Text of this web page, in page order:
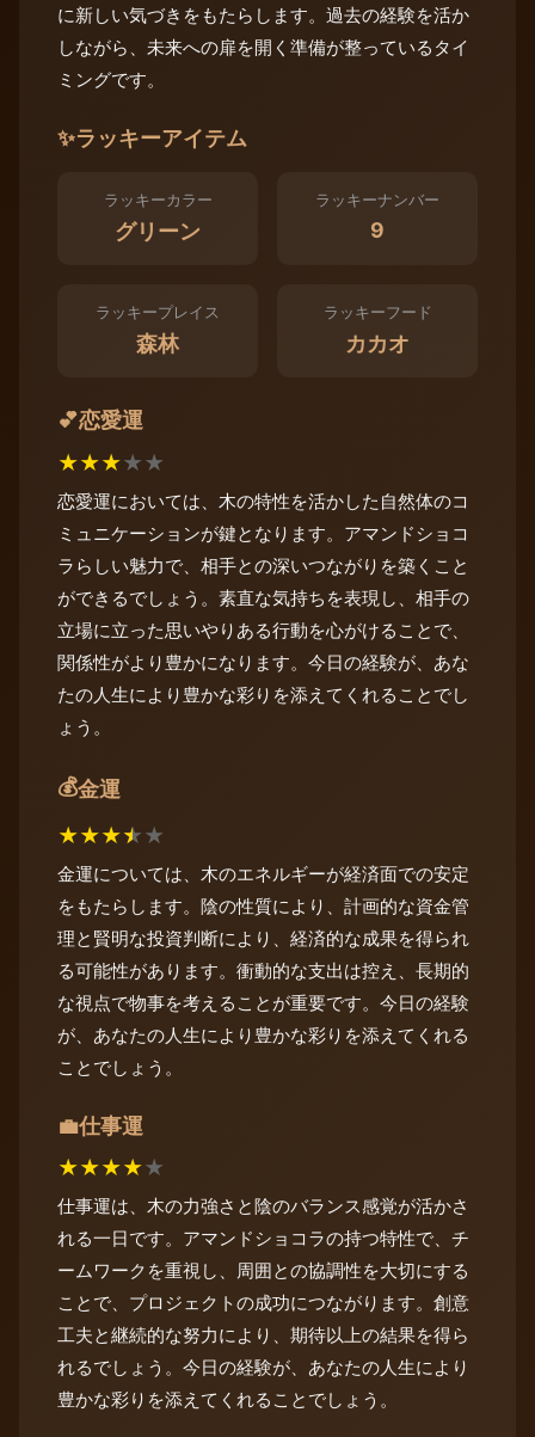
に新しい気づきをもたらします。過去の経験を活か
しながら、未来への扉を開く準備が整っているタイ
ミングです。
✨ラッキーアイテム
ラッキーカラー
グリーン
ラッキーナンバー
9
ラッキープレイス
森林
ラッキーフード
カカオ
💕恋愛運
★★★★★
恋愛運においては、木の特性を活かした自然体のコ
ミュニケーションが鍵となります。アマンドショコ
ラらしい魅力で、相手との深いつながりを築くこと
ができるでしょう。素直な気持ちを表現し、相手の
立場に立った思いやりある行動を心がけることで、
関係性がより豊かになります。今日の経験が、あな
たの人生により豊かな彩りを添えてくれることでし
ょう。
💰金運
★★★★★
金運については、木のエネルギーが経済面での安定
をもたらします。陰の性質により、計画的な資金管
理と賢明な投資判断により、経済的な成果を得られ
る可能性があります。衝動的な支出は控え、長期的
な視点で物事を考えることが重要です。今日の経験
が、あなたの人生により豊かな彩りを添えてくれる
ことでしょう。
💼仕事運
★★★★★
仕事運は、木の力強さと陰のバランス感覚が活かさ
れる一日です。アマンドショコラの持つ特性で、チ
ームワークを重視し、周囲との協調性を大切にする
ことで、プロジェクトの成功につながります。創意
工夫と継続的な努力により、期待以上の結果を得ら
れるでしょう。今日の経験が、あなたの人生により
豊かな彩りを添えてくれることでしょう。